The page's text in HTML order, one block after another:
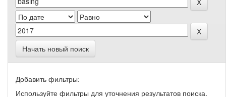
Начать новый поиск
Добавить фильтры:
Используйте фильтры для уточнения результатов поиска.